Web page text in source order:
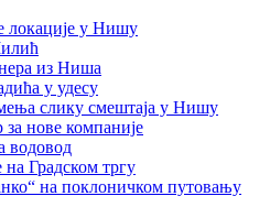
локације у Нишу
из Ниша
у удесу
слику смештаја у Нишу
нове компаније
водовод
Градском тргу
на поклоничком путовању